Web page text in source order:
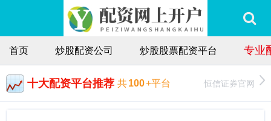
首页 炒股配资公司 炒股股票配资平台 专业
十大配资平台推荐 共100+平台 恒信证券官网